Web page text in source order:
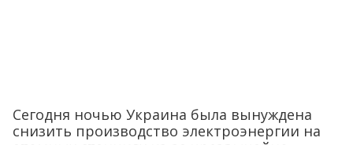
Сегодня ночью Украина была вынуждена
снизить производство электроэнергии на